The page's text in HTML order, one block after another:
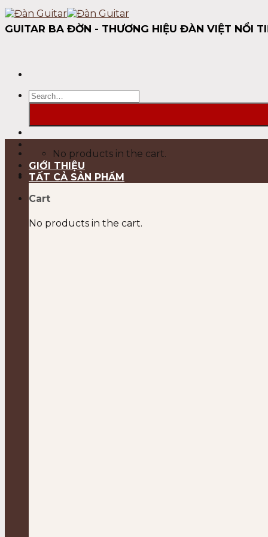
Skip
to
content
GUITAR BA ĐỜN - THƯƠNG HIỆU ĐÀN VIỆT NỔI
Search
for:
No products in the cart.
Cart
No products in the cart.
GIỚI THIỆU
TẤT CẢ SẢN PHẨM